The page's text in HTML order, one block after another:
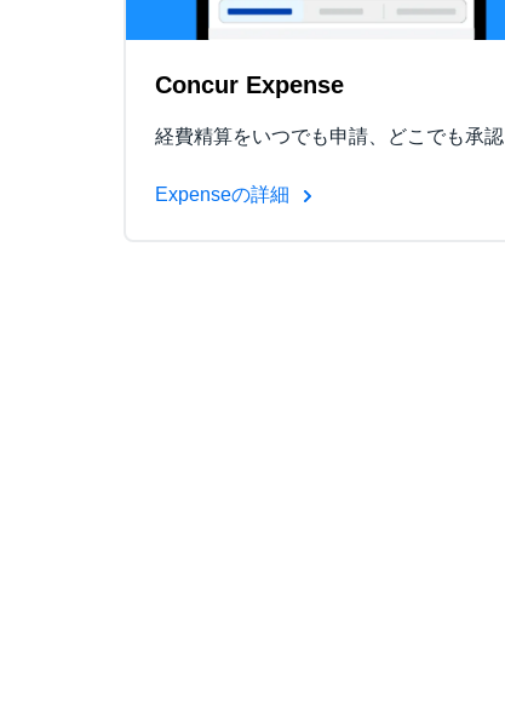
Concur Expense
経費精算をいつでも申請、どこでも承認
Expenseの詳細